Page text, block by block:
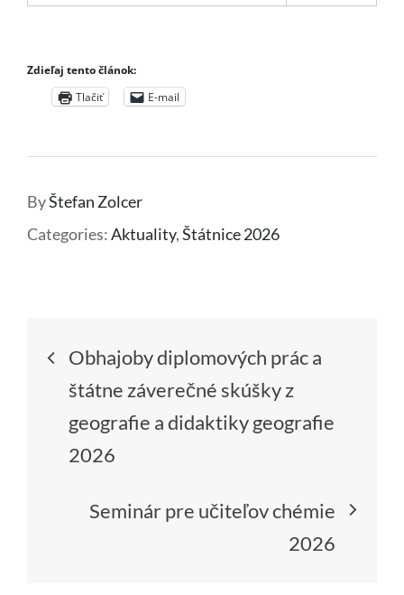
Zdieľaj tento článok:
Tlačiť
E-mail
ByŠtefan Zolcer
Categories:Aktuality,Štátnice 2026
Navigácia
článku
Obhajoby diplomových prác a
štátne záverečné skúšky z
geografie a didaktiky geografie
2026
Seminár pre učiteľov chémie
2026